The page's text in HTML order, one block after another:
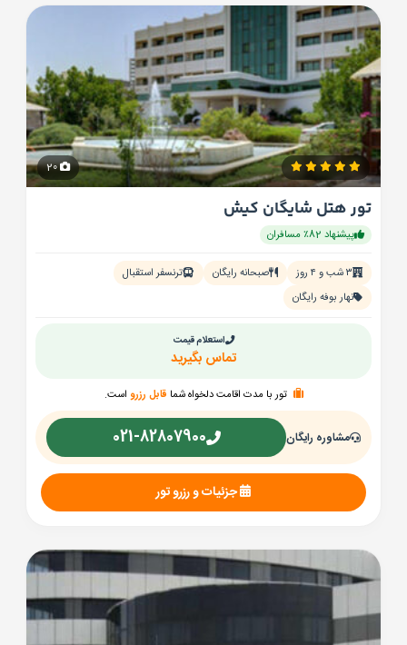
20
تور هتل شایگان کیش
پیشنهاد 82٪ مسافران
۳ شب و ۴ روز صبحانه رایگان
ترنسفر استقبال
نهار بوفه رایگان
استعلام قیمت
تماس بگیرید
تور با مدت اقامت دلخواه شما قابل رزرو است.
مشاوره رایگان 021-82807900
جزئیات و رزرو تور